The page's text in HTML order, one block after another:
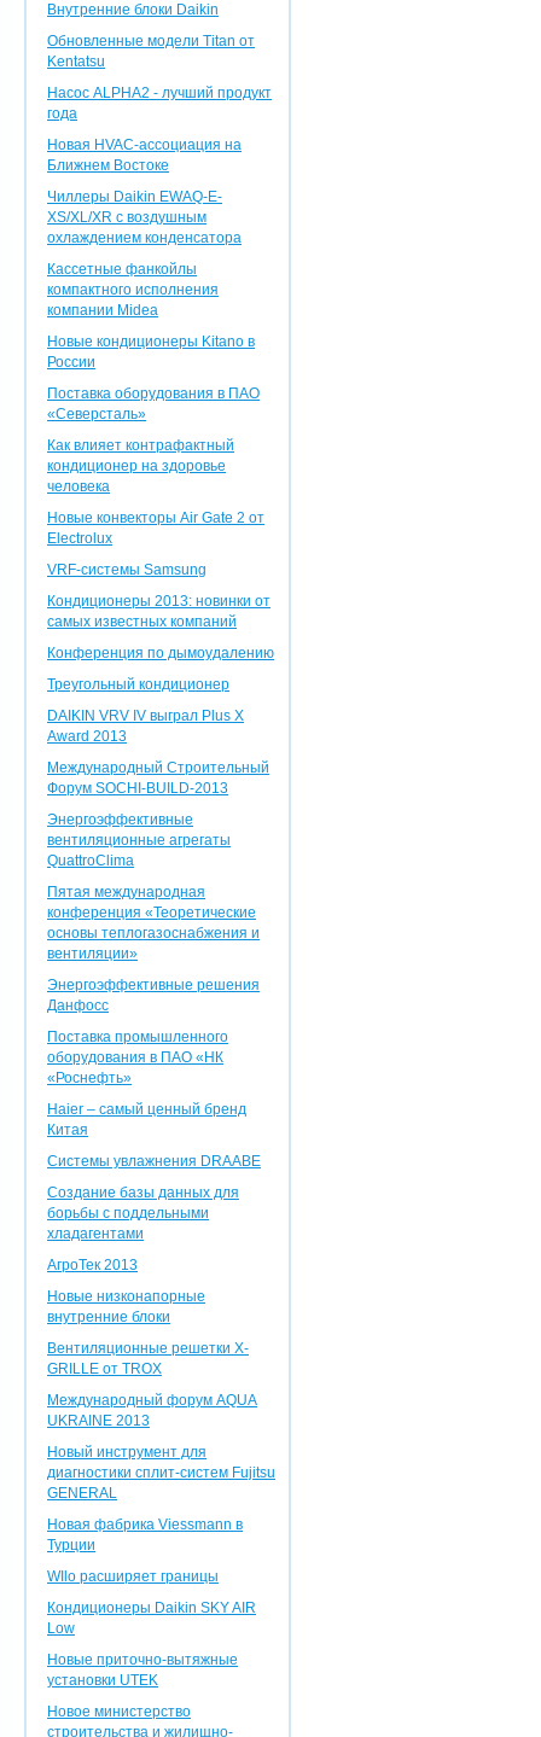
Внутренние блоки Daikin
Обновленные модели Titan от
Kentatsu
Насос ALPHA2 - лучший продукт
года
Новая HVAC-ассоциация на
Ближнем Востоке
Чиллеры Daikin EWAQ-E-
XS/XL/XR с воздушным
охлаждением конденсатора
Кассетные фанкойлы
компактного исполнения
компании Midea
Новые кондиционеры Kitano в
России
Поставка оборудования в ПАО
«Северсталь»
Как влияет контрафактный
кондиционер на здоровье
человека
Новые конвекторы Air Gate 2 от
Electrolux
VRF-системы Samsung
Кондиционеры 2013: новинки от
самых известных компаний
Конференция по дымоудалению
Треугольный кондиционер
DAIKIN VRV IV выграл Plus X
Award 2013
Международный Строительный
Форум SOCHI-BUILD-2013
Энергоэффективные
вентиляционные агрегаты
QuattroClima
Пятая международная
конференция «Теоретические
основы теплогазоснабжения и
вентиляции»
Энергоэффективные решения
Данфосс
Поставка промышленного
оборудования в ПАО «НК
«Роснефть»
Haier – самый ценный бренд
Китая
Системы увлажнения DRAABE
Создание базы данных для
борьбы с поддельными
хладагентами
АгроТек 2013
Новые низконапорные
внутренние блоки
Вентиляционные решетки X-
GRILLE от TROX
Международный форум AQUA
UKRAINE 2013
Новый инструмент для
диагностики сплит-систем Fujitsu
GENERAL
Новая фабрика Viessmann в
Турции
WIlo расширяет границы
Кондиционеры Daikin SKY AIR
Low
Новые приточно-вытяжные
установки UTEK
Новое министерство
строительства и жилищно-